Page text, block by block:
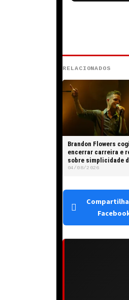
RELACIONADOS
Brandon Flowers
encerrar carreira e
sobre simplicidade
rotina do pai
04/08/2026